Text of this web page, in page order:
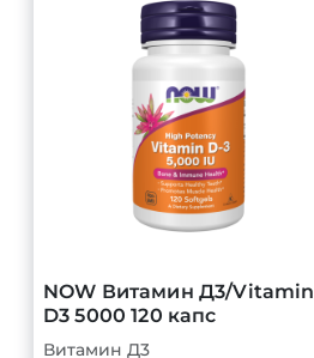
NOW Витамин Д3/Vitamin
D3 5000 120 капс
Витамин Д3